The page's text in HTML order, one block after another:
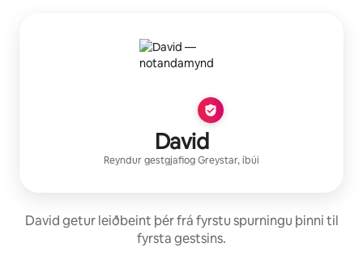
David
Reyndur gestgjafiogGreystar, íbúi
David getur leiðbeint þér frá fyrstu spurningu þinni til
fyrsta gestsins.